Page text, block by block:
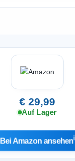
€ 29,99
Auf Lager
Bei Amazon ansehenℹ︎